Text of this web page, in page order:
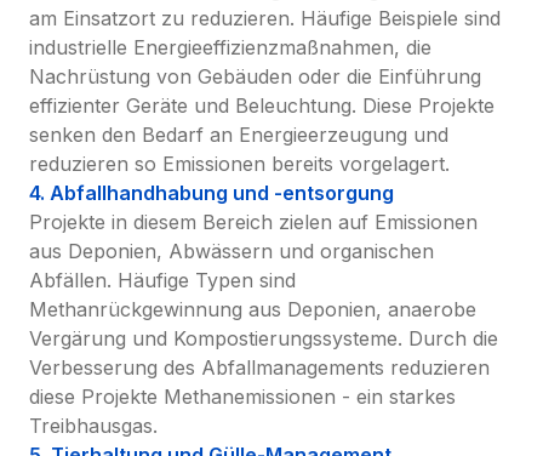
am Einsatzort zu reduzieren. Häufige Beispiele sind
industrielle Energieeffizienzmaßnahmen, die
Nachrüstung von Gebäuden oder die Einführung
effizienter Geräte und Beleuchtung. Diese Projekte
senken den Bedarf an Energieerzeugung und
reduzieren so Emissionen bereits vorgelagert.
4. Abfallhandhabung und -entsorgung
Projekte in diesem Bereich zielen auf Emissionen
aus Deponien, Abwässern und organischen
Abfällen. Häufige Typen sind
Methanrückgewinnung aus Deponien, anaerobe
Vergärung und Kompostierungssysteme. Durch die
Verbesserung des Abfallmanagements reduzieren
diese Projekte Methanemissionen - ein starkes
Treibhausgas.